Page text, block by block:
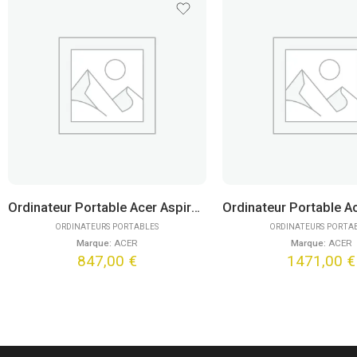
ORDINATEURS PORTABLES
Marque: ACER
Ordinateur Portable Acer Aspire Go 15 AG15-42P-R0WH (15,6″) FreeDOS
847,00 €
ORDINATEURS
Marque: ACER
1471,00 €